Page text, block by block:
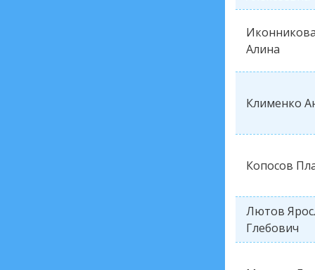
Алина
Клименко
Копосов
Лютов
Глебович